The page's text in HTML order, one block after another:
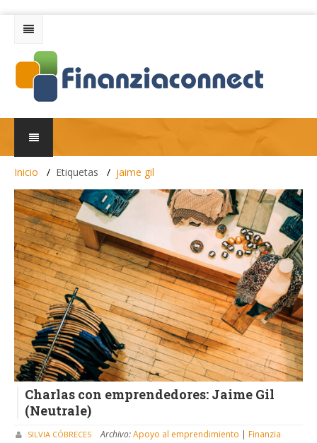
Inicio Etiquetas jaime gil
Charlas con emprendedores: Jaime Gil
(Neutrale)
SILVIA CÓBRECES Archivo:Apoyo al emprendimiento | Finanzia